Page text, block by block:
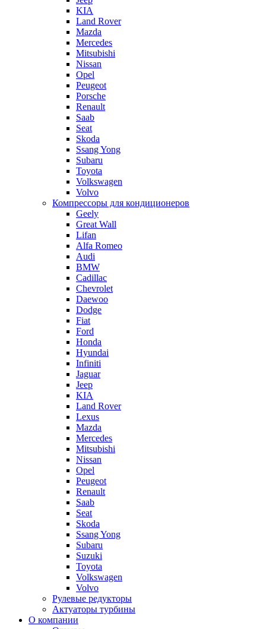
KIA
Land Rover
Mazda
Mercedes
Mitsubishi
Nissan
Opel
Peugeot
Porsche
Renault
Saab
Seat
Skoda
Ssang Yong
Subaru
Toyota
Volkswagen
Volvo
Компрессоры для кондиционеров
Geely
Great Wall
Lifan
Alfa Romeo
Audi
BMW
Cadillac
Chevrolet
Daewoo
Dodge
Fiat
Ford
Honda
Hyundai
Infiniti
Jaguar
Jeep
KIA
Land Rover
Lexus
Mazda
Mercedes
Mitsubishi
Nissan
Opel
Peugeot
Renault
Saab
Seat
Skoda
Ssang Yong
Subaru
Suzuki
Toyota
Volkswagen
Volvo
Рулевые редукторы
Актуаторы турбины
О компании